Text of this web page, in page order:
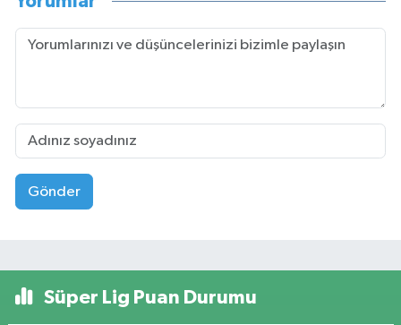
Gönder
Süper Lig Puan Durumu